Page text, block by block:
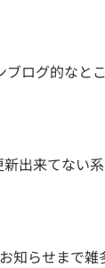
ログ的なと
出来てない系
知らせまで